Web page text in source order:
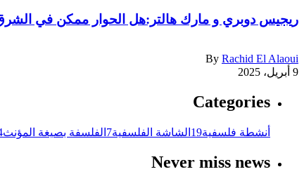
ريجيس دوبري و مارك هالتر:هل الحوار ممكن في
By Rachid El Alaoui
9 أبريل، 2025
Categories
أنشطة فلسفية19 الشاشة الفلسفية7 الفلسفة بصيغة المؤنث
Never miss news